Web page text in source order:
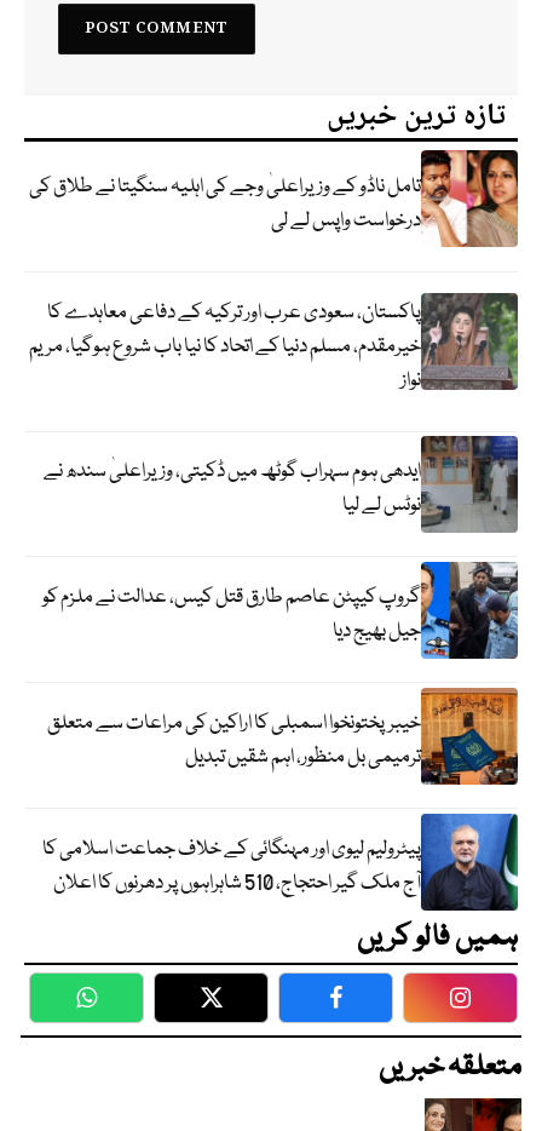
تازہ ترین خبریں
تامل ناڈو کے وزیراعلیٰ وجے کی اہلیہ سنگیتا نے طلاق کی
درخواست واپس لے لی
پاکستان، سعودی عرب اور ترکیہ کے دفاعی معاہدے کا
خیرمقدم، مسلم دنیا کے اتحاد کا نیا باب شروع ہوگیا، مریم
نواز
ایدھی ہوم سہراب گوٹھ میں ڈکیتی، وزیراعلیٰ سندھ نے
نوٹس لے لیا
گروپ کیپٹن عاصم طارق قتل کیس، عدالت نے ملزم کو
جیل بھیج دیا
خیبرپختونخوا اسمبلی کا اراکین کی مراعات سے متعلق
ترمیمی بل منظور، اہم شقیں تبدیل
پیٹرولیم لیوی اور مہنگائی کے خلاف جماعت اسلامی کا
آج ملک گیر احتجاج، 510 شاہراہوں پر دھرنوں کا اعلان
ہمیں فالو کریں
WhatsApp Twitter Facebook
متعلقہ خبریں